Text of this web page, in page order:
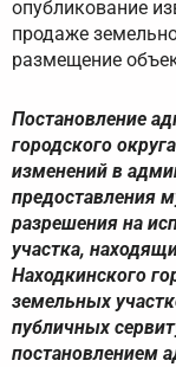
опубликование
продаже
размещение
Постановление
городского
изменений в
предоставления
разрешения на
участка,
Находкинского
земельных
публичных
постановлением